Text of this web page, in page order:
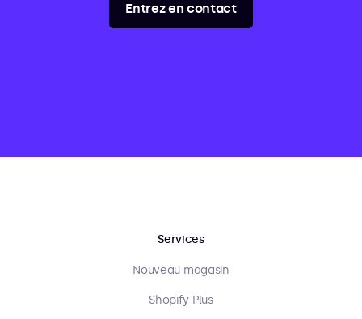
Entrez en contact
Services
Nouveau magasin
Shopify Plus